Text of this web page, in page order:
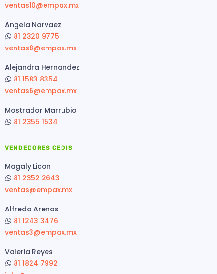
ventas10@empax.mx
Angela Narvaez
81 2320 9775
ventas8@empax.mx
Alejandra Hernandez
81 1583 8354
ventas6@empax.mx
Mostrador Marrubio
81 2355 1534
VENDEDORES CEDIS
Magaly Licon
81 2352 2643
ventas@empax.mx
Alfredo Arenas
81 1243 3476
ventas3@empax.mx
Valeria Reyes
81 1824 7992